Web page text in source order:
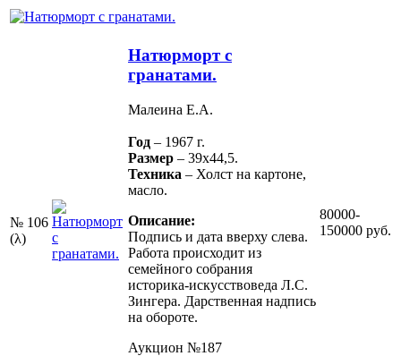
№ 106
(λ)
Натюрморт с
гранатами.
Малеина Е.А.
Год – 1967 г.
Размер – 39х44,5.
Техника – Холст на картоне,
масло.
Описание:
Подпись и дата вверху слева.
Работа происходит из
семейного собрания
историка-искусствоведа Л.С.
Зингера. Дарственная надпись
на обороте.
Аукцион №187
80000-
150000 руб.